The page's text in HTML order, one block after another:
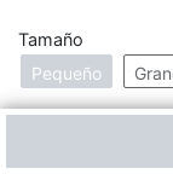
Tamaño
Pequeño